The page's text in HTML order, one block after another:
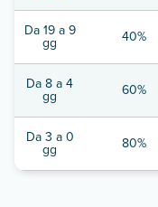
Da 19 a 9
gg 40%
Da 8 a 4
gg 60%
Da 3 a 0
gg 80%